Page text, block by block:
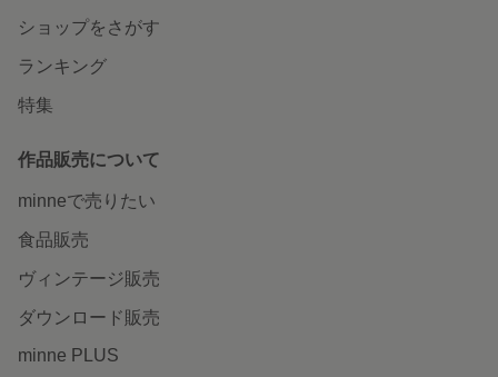
ショップをさがす
ランキング
特集
作品販売について
minneで売りたい
食品販売
ヴィンテージ販売
ダウンロード販売
minne PLUS